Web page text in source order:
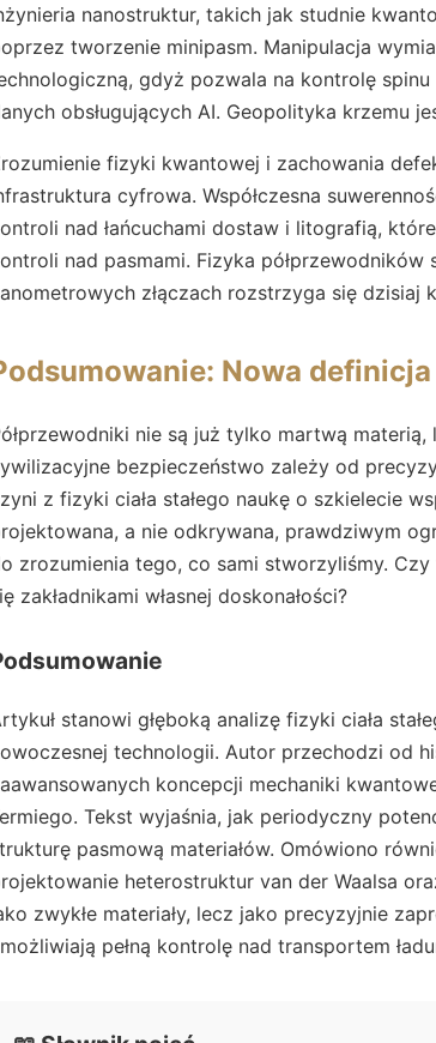
nanostruktur, takich jak studnie
tworzenie minipasm. Manipulacja
gdyż pozwala na kontrolę
obsługujących AI. Geopolityka krzemu
fizyki kwantowej i zachowania
cyfrowa. Współczesna
nad łańcuchami dostaw i litografią,
nad pasmami. Fizyka
złączach rozstrzyga się
Nowa
nie są już tylko martwą
bezpieczeństwo zależy od
z fizyki ciała stałego naukę o szkielecie
a nie odkrywana, prawdziwym
zrozumienia tego, co sami stworzyliśmy.
zakładnikami własnej doskonałości?
stanowi głęboką analizę fizyki ciała
technologii. Autor przechodzi od
koncepcji mechaniki
Tekst wyjaśnia, jak periodyczny
pasmową materiałów. Omówiono
heterostruktur van der Waalsa
zwykłe materiały, lecz jako precyzyjnie
pełną kontrolę nad transportem